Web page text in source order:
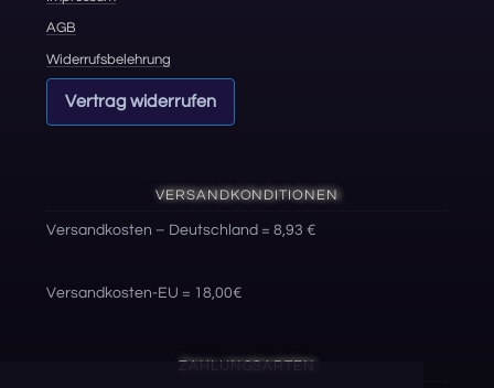
AGB
Widerrufsbelehrung
Vertrag widerrufen
VERSANDKONDITIONEN
Versandkosten – Deutschland = 8,93 €
Versandkosten-EU = 18,00€
ZAHLUNGSARTEN